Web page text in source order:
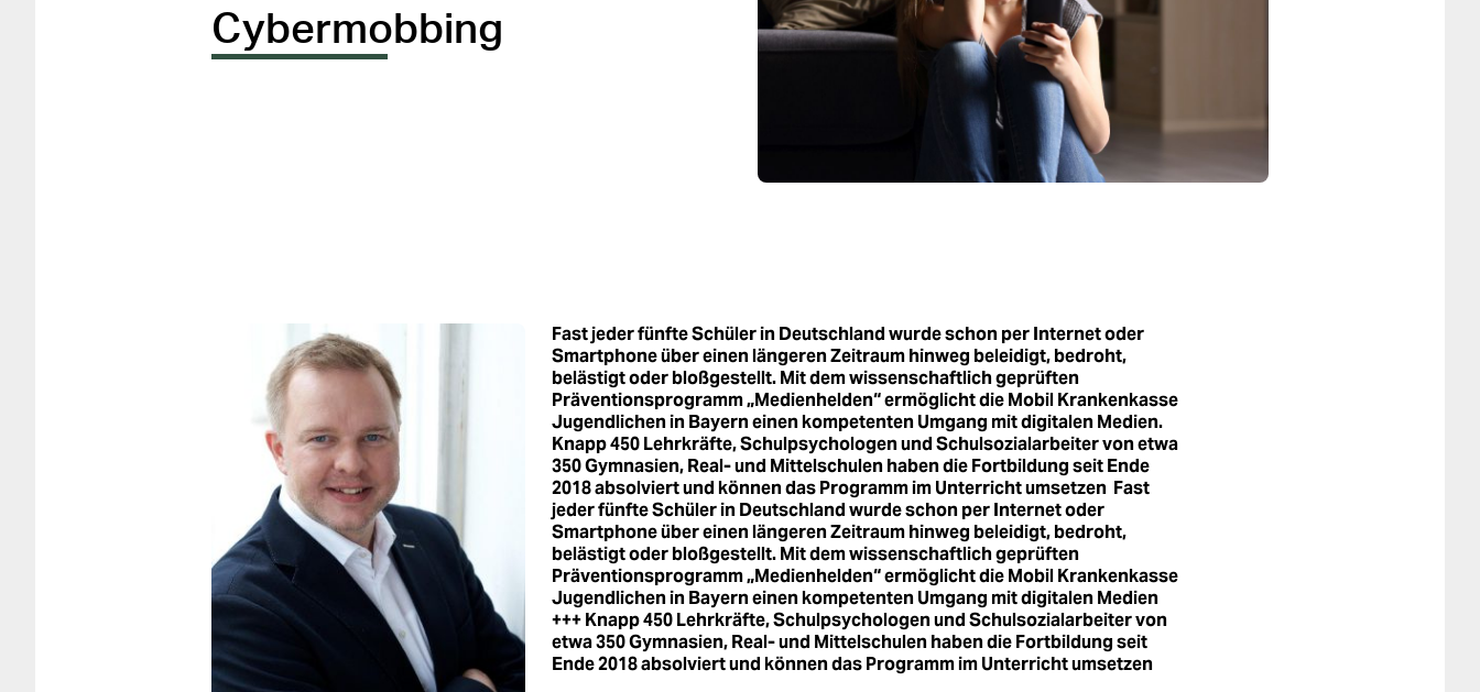
Cybermobbing
Fast jeder fünfte Schüler in Deutschland wurde schon per Internet oder
Smartphone über einen längeren Zeitraum hinweg beleidigt, bedroht,
belästigt oder bloßgestellt. Mit dem wissenschaftlich geprüften
Präventionsprogramm „Medienhelden“ ermöglicht die Mobil Krankenkasse
Jugendlichen in Bayern einen kompetenten Umgang mit digitalen Medien.
Knapp 450 Lehrkräfte, Schulpsychologen und Schulsozialarbeiter von etwa
350 Gymnasien, Real- und Mittelschulen haben die Fortbildung seit Ende
2018 absolviert und können das Programm im Unterricht umsetzen Fast
jeder fünfte Schüler in Deutschland wurde schon per Internet oder
Smartphone über einen längeren Zeitraum hinweg beleidigt, bedroht,
belästigt oder bloßgestellt. Mit dem wissenschaftlich geprüften
Präventionsprogramm „Medienhelden“ ermöglicht die Mobil Krankenkasse
Jugendlichen in Bayern einen kompetenten Umgang mit digitalen Medien
+++ Knapp 450 Lehrkräfte, Schulpsychologen und Schulsozialarbeiter von
etwa 350 Gymnasien, Real- und Mittelschulen haben die Fortbildung seit
Ende 2018 absolviert und können das Programm im Unterricht umsetzen